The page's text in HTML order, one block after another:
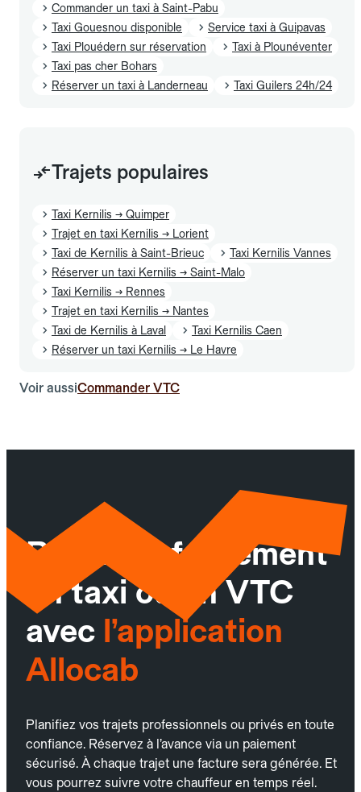
Commander un taxi à Saint-Pabu
Taxi Gouesnou disponible
Service taxi à Guipavas
Taxi Plouédern sur réservation
Taxi à Plounéventer
Taxi pas cher Bohars
Réserver un taxi à Landerneau
Taxi Guilers 24h/24
Trajets populaires
Taxi Kernilis → Quimper
Trajet en taxi Kernilis → Lorient
Taxi de Kernilis à Saint-Brieuc
Taxi Kernilis Vannes
Réserver un taxi Kernilis → Saint-Malo
Taxi Kernilis → Rennes
Trajet en taxi Kernilis → Nantes
Taxi de Kernilis à Laval
Taxi Kernilis Caen
Réserver un taxi Kernilis → Le Havre
Voir aussiCommander VTC
Réservez facilement
un taxi ou un VTC
avec l’application
Allocab
Planifiez vos trajets professionnels ou privés en toute
confiance. Réservez à l’avance via un paiement
sécurisé. À chaque trajet une facture sera générée. Et
vous pourrez suivre votre chauffeur en temps réel.